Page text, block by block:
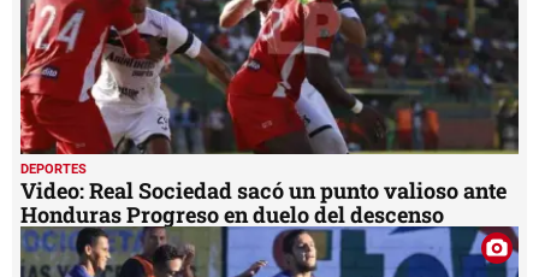
DEPORTES
Video: Real Sociedad sacó un punto valioso ante
Honduras Progreso en duelo del descenso